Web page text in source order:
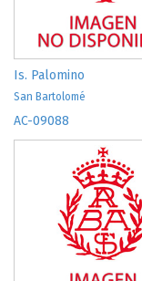
Is. Palomino
San Bartolomé
AC-09088